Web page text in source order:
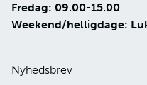
Fredag: 09.00-15.00
Weekend/helligdage:
Nyhedsbrev